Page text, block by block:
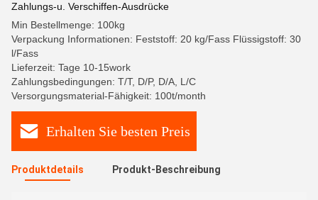
Zahlungs-u. Verschiffen-Ausdrücke
Min Bestellmenge: 100kg
Verpackung Informationen: Feststoff: 20 kg/Fass Flüssigstoff: 30
l/Fass
Lieferzeit: Tage 10-15work
Zahlungsbedingungen: T/T, D/P, D/A, L/C
Versorgungsmaterial-Fähigkeit: 100t/month
Erhalten Sie besten Preis
Produktdetails Produkt-Beschreibung